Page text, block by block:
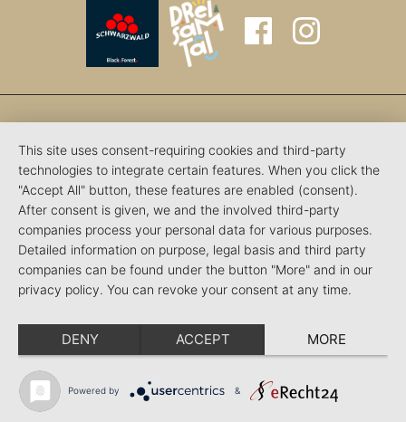
This site uses consent-requiring cookies and third-party
technologies to integrate certain features. When you click the
"Accept All" button, these features are enabled (consent).
After consent is given, we and the involved third-party
companies process your personal data for various purposes.
Detailed information on purpose, legal basis and third party
companies can be found under the button "More" and in our
privacy policy. You can revoke your consent at any time.
DENY ACCEPT MORE
Powered by &